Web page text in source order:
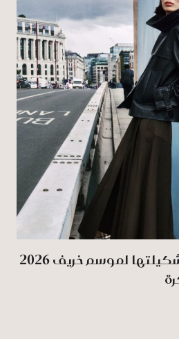
BURBERRY تقدم تشكيلتها لموسم خريف 2026